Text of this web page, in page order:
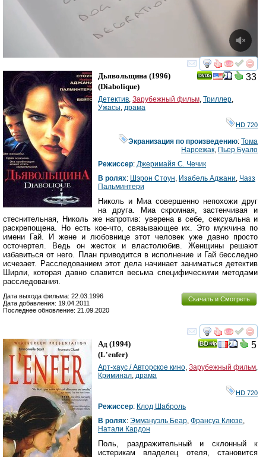
смотреть
33
Дьявольщина (1996)
(Diabolique)
Детектив, Зарубежный фильм, Триллер,
Ужасы, драма
HD 720
Экранизация по произведению:Тома
Нарсежак, Пьер Буало
Режиссер: Джеримайя С. Чечик
В ролях: Шэрон Стоун, Изабель Аджани, Чазз
Пальминтери
Николь и Миа совершенно непохожи друг
на друга. Миа скромная, застенчивая и
стеснительная, Николь же напротив: уверена в себе, сексуальна и
раскрепощена. Но есть кое-что, связывающее их. Это мужчина по
имени Гай. И жене и любовнице этот человек уже давно просто
осточертел. Ведь он жесток и властолюбив. Женщины решают
избавиться от него. План приводится в исполнение и Гай бесследно
исчезает. Расследованием этот дела начинает заниматься детектив
Ширли, которая давно славится весьма специфическими методами
расследования.
Скачать и Смотреть
Дата выхода фильма: 22.03.1996
Дата добавления: 19.04.2011
Последнее обновление: 21.09.2020
смотреть
5
Ад (1994)
(L'enfer)
Арт-хаус / Авторское кино, Зарубежный фильм,
Криминал, драма
HD 720
Режиссер: Клод Шаброль
В ролях: Эммануэль Беар, Франсуа Клюзе,
Натали Кардон
Поль, раздражительный и склонный к
истерикам владелец отеля, становится